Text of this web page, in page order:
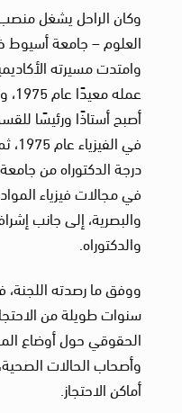
وكان الراحل يشغل
وامتدت مسيرته
أصبح أستاذًا ورئيسًا
درجة الدكتوراه من جامعة
في مجالات فيزياء
والبصرية، إلى جانب
والدكتوراه.
ووفق ما رصدته
سنوات طويلة من
الحقوقي حول أوضاع
وأصحاب الحالات
أماكن الاحتجاز.